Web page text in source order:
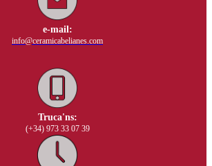
e-mail:
info@ceramicabelianes.com
Truca'ns:
(+34) 973 33 07 39